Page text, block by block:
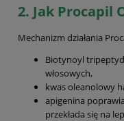
2. Jak Procapil
Mechanizm działania
Biotynoyl
włosowych,
kwas oleanolowy
apigenina
przekłada się na